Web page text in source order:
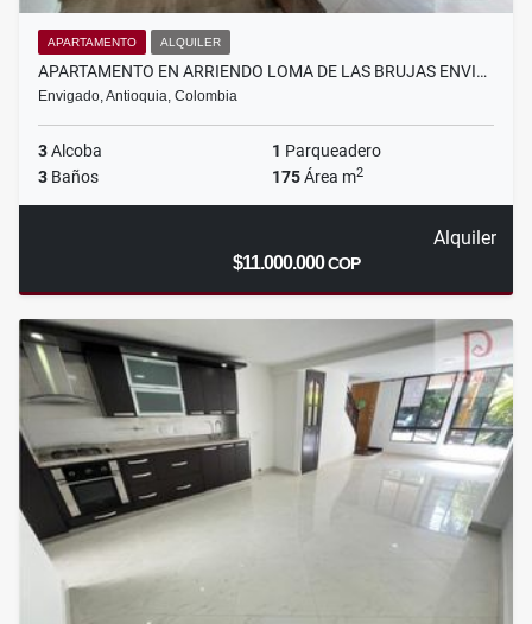
APARTAMENTO ALQUILER
APARTAMENTO EN ARRIENDO LOMA DE LAS BRUJAS ENVI…
Envigado, Antioquia, Colombia
3Alcoba 1 Parqueadero
3 Baños 175Área m2
Alquiler
$11.000.000COP